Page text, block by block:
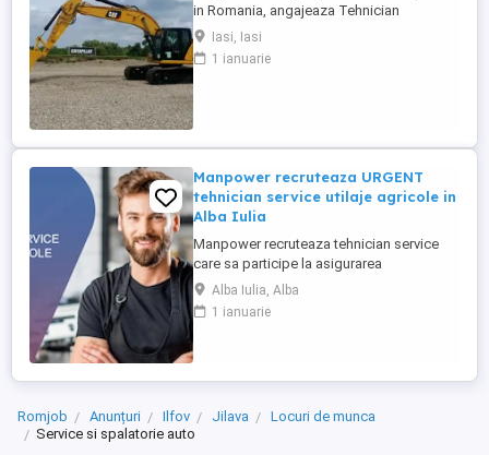
in Romania, angajeaza Tehnician
Electromecanic pentru interventii pe teren.
Pozitiile sunt cadrul diviziei de utilaje
Caterpillar sau in cadrul diviziei de
Iasi, Iasi
1 ianuarie
Manpower recruteaza URGENT
tehnician service utilaje agricole in
Alba Iulia
Manpower recruteaza tehnician service
care sa participe la asigurarea
mentenantei, diagnosticarii si repararii
utilajelor agricole (ex: tractoare, combine),
astfel incat acestea sa functioneze la
(mecanica, electrica, ...
Alba Iulia, Alba
1 ianuarie
Romjob Anunțuri Ilfov Jilava
Locuri de munca
Service si spalatorie auto